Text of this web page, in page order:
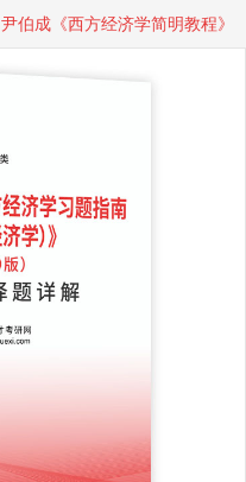
尹伯成《西方经济学简明教程》